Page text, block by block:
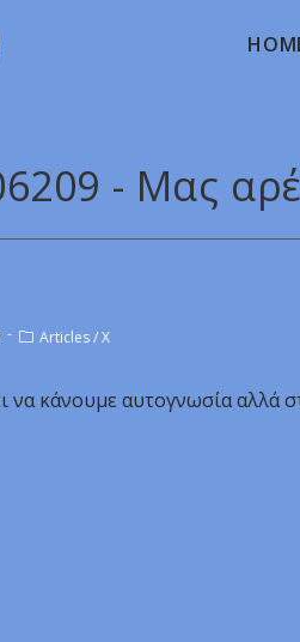
- Μας
Articles/X
να κάνουμε αυτογνωσία αλλά